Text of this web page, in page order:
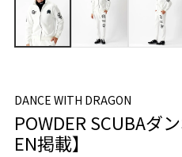
DANCE WITH DRAGON
POWDER SCUBAダ
EN掲載】